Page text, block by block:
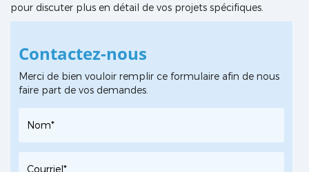
pour discuter plus en détail de vos projets spécifiques.
Contactez-nous
Merci de bien vouloir remplir ce formulaire afin de nous
faire part de vos demandes.